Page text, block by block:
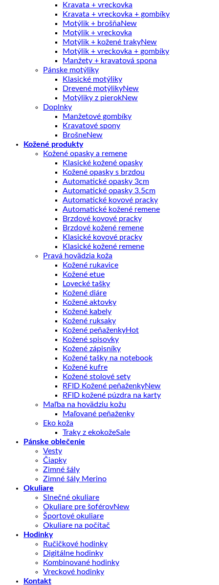
Kravata + vreckovka
Kravata + vreckovka + gombíky
Motýlik + brošňa
Motýlik + vreckovka
Motýlik + kožené traky
Motýlik + vreckovka + gombíky
Manžety + kravatová spona
Pánske motýliky
Klasické motýliky
Drevené motýliky
Motýliky z pierok
Doplnky
Manžetové gombíky
Kravatové spony
Brošne
Kožené produkty
Kožené opasky a remene
Klasické kožené opasky
Kožené opasky s brzdou
Automatické opasky 3cm
Automatické opasky 3.5cm
Automatické kovové pracky
Automatické kožené remene
Brzdové kovové pracky
Brzdové kožené remene
Klasické kovové pracky
Klasické kožené remene
Pravá hovädzia koža
Kožené rukavice
Kožené etue
Lovecké tašky
Kožené diáre
Kožené aktovky
Kožené kabely
Kožené ruksaky
Kožené peňaženky
Kožené spisovky
Kožené zápisníky
Kožené tašky na notebook
Kožené kufre
Kožené stolové sety
RFID Kožené peňaženky
RFID kožené púzdra na karty
Maľba na hovädziu kožu
Maľované peňaženky
Eko koža
Traky z ekokože
Pánske oblečenie
Vesty
Čiapky
Zimné šály
Zimné šály Merino
Okuliare
Slnečné okuliare
Okuliare pre šoférov
Športové okuliare
Okuliare na počítač
Hodinky
Ručičkové hodinky
Digitálne hodinky
Kombinované hodinky
Vreckové hodinky
Kontakt